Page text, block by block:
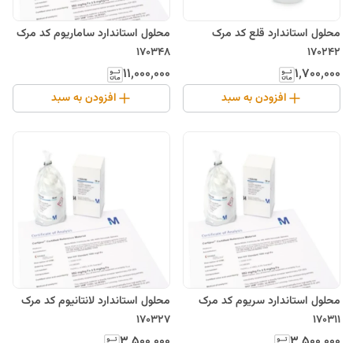
محلول استاندارد قلع کد مرک
170242
۱٬۷۰۰٬۰۰۰
افزودن به سبد
محلول استاندارد ساماریوم کد مرک
170348
۱۱٬۰۰۰٬۰۰۰
افزودن به سبد
محلول استاندارد سریوم کد مرک
170311
محلول استاندارد لانتانیوم کد مرک
170327